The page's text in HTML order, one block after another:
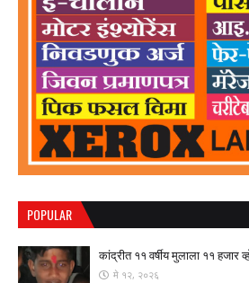
POPULAR
कांद्रीत ११ वर्षीय मुलाला ११ हजार
मे १२, २०२६